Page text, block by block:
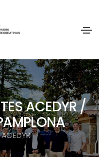
ACEDYR /